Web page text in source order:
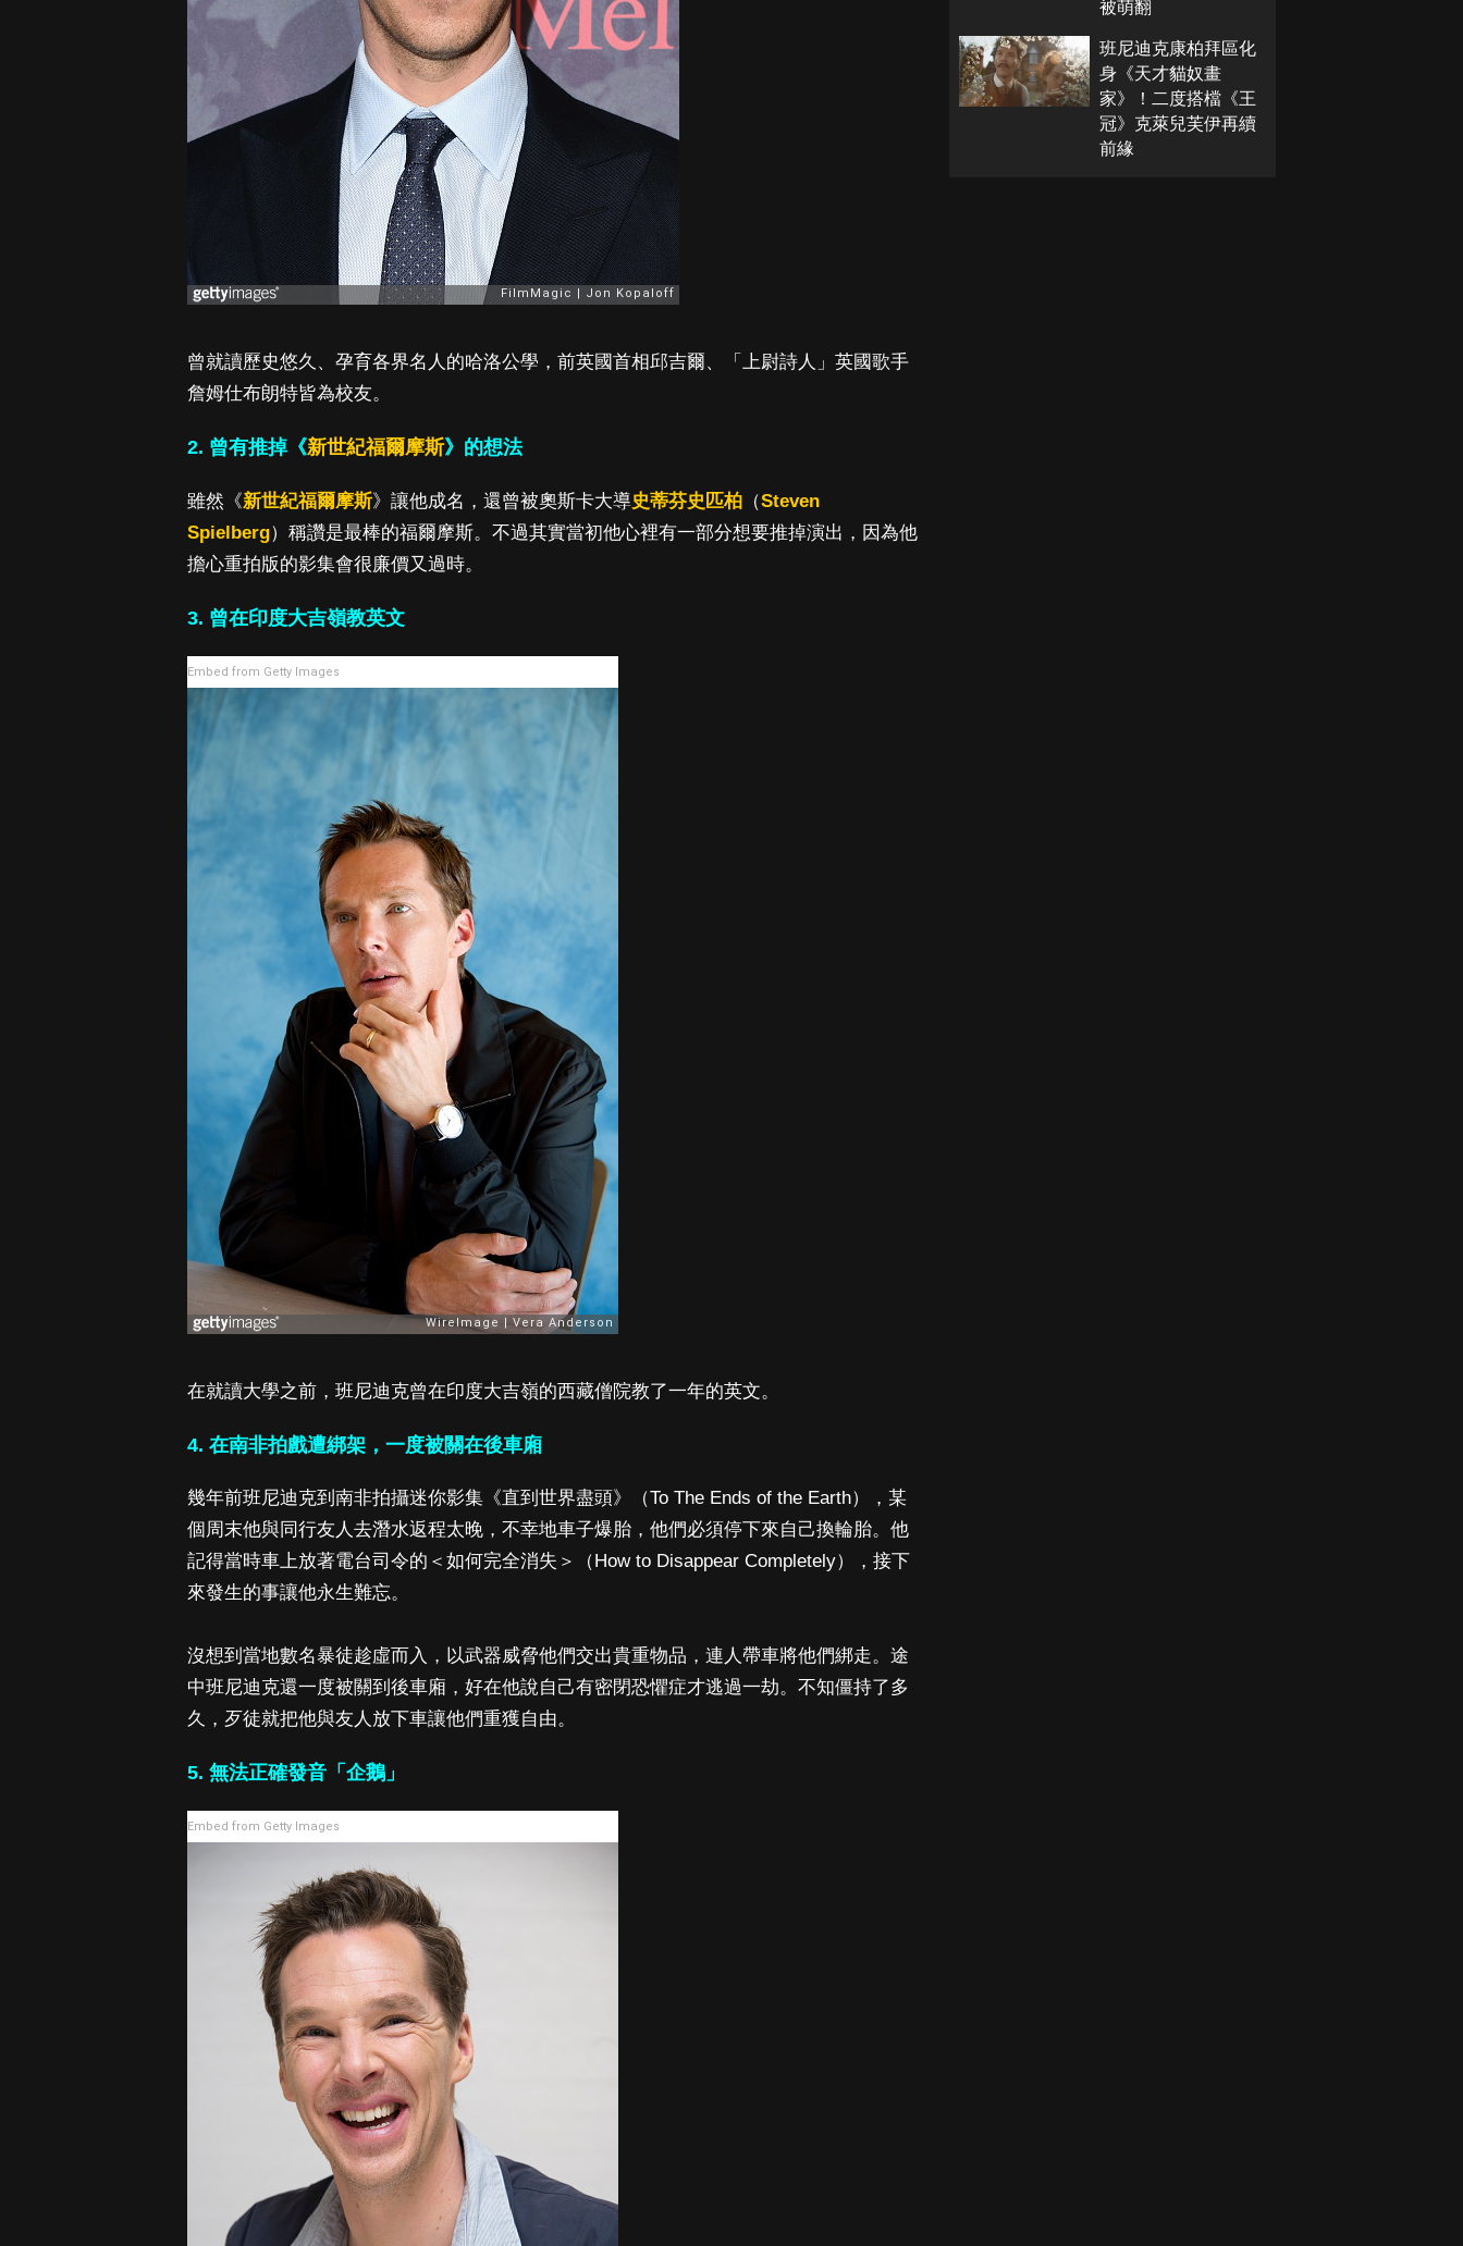
曾就讀歷史悠久、孕育各界名人的哈洛公學，前英國首相邱吉爾、「上尉詩人」英國歌手
詹姆仕布朗特皆為校友。
2. 曾有推掉《新世紀福爾摩斯》的想法
雖然《新世紀福爾摩斯》讓他成名，還曾被奧斯卡大導史蒂芬史匹柏 （Steven
Spielberg）稱讚是最棒的福爾摩斯。不過其實當初他心裡有一部分想要推掉演出，因為他
擔心重拍版的影集會很廉價又過時。
3. 曾在印度大吉嶺教英文
Embed from Getty Images
在就讀大學之前，班尼迪克曾在印度大吉嶺的西藏僧院教了一年的英文。
4. 在南非拍戲遭綁架，一度被關在後車廂
幾年前班尼迪克到南非拍攝迷你影集《直到世界盡頭》（To The Ends of the Earth），某
個周末他與同行友人去潛水返程太晚，不幸地車子爆胎，他們必須停下來自己換輪胎。他
記得當時車上放著電台司令的＜如何完全消失＞（How to Disappear Completely），接下
來發生的事讓他永生難忘。
沒想到當地數名暴徒趁虛而入，以武器威脅他們交出貴重物品，連人帶車將他們綁走。途
中班尼迪克還一度被關到後車廂，好在他說自己有密閉恐懼症才逃過一劫。不知僵持了多
久，歹徒就把他與友人放下車讓他們重獲自由。
5. 無法正確發音「企鵝」
Embed from Getty Images
被萌翻
班尼迪克康柏拜區化
身《天才貓奴畫
家》！二度搭檔《王
冠》克萊兒芙伊再續
前緣